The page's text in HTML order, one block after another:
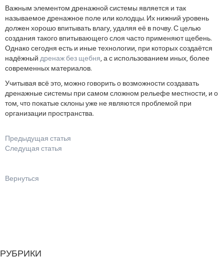
Важным элементом дренажной системы является и так
называемое дренажное поле или колодцы. Их нижний уровень
должен хорошо впитывать влагу, удаляя её в почву. С целью
создания такого впитывающего слоя часто применяют щебень.
Однако сегодня есть и иные технологии, при которых создаётся
надёжныйдренаж без щебня, а с использованием иных, более
современных материалов.
Учитывая всё это, можно говорить о возможности создавать
дренажные системы при самом сложном рельефе местности, и о
том, что покатые склоны уже не являются проблемой при
организации пространства.
Предыдущая статья
Следущая статья
Вернуться
РУБРИКИ